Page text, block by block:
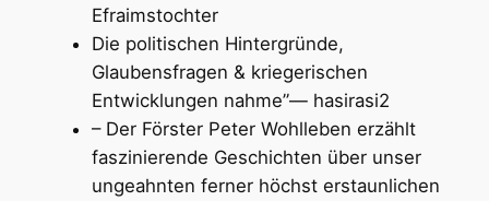
Efraimstochter
Die politischen Hintergründe,
Glaubensfragen & kriegerischen
Entwicklungen nahme”— hasirasi2
– Der Förster Peter Wohlleben erzählt
faszinierende Geschichten über unser
ungeahnten ferner höchst erstaunlichen